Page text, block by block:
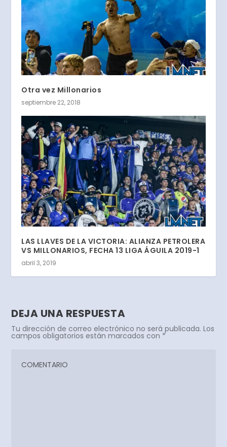
Otra vez Millonarios
septiembre 22, 2018
LAS LLAVES DE LA VICTORIA: ALIANZA PETROLERA
VS MILLONARIOS, FECHA 13 LIGA ÁGUILA 2019-1
abril 3, 2019
DEJA UNA RESPUESTA
Tu dirección de correo electrónico no será publicada. Los
campos obligatorios están marcados con *